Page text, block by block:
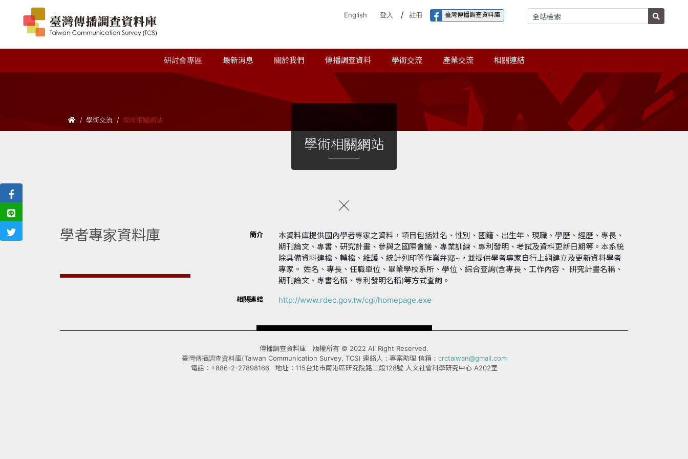
English 登入 / 註冊 臺灣傳播調查資料庫
研討會專區 最新消息 關於我們 傳播調查資料 學術交流 產業交流 相關連結
學術交流 學術相關網站
學術相關網站
學者專家資料庫 簡介
本資料庫提供國內學者專家之資料，項目包括姓名、性別、國籍、出生年、現職、學歷、經歷、專長、
期刊論文、專書、研究計畫、參與之國際會議、專業訓練、專利發明、考試及資料更新日期等。本系統
除具備資料建檔、轉檔、維護、統計列印等作業弁鄍~，並提供學者專家自行上網建立及更新資料學者
專家。 姓名、專長、任職單位、畢業學校系所、學位、綜合查詢(含專長、工作內容、 研究計畫名稱、
期刊論文、專書名稱、專利發明名稱)等方式查詢。
相關連結 http://www.rdec.gov.tw/cgi/homepage.exe
傳播調查資料庫 版權所有 © 2022 All Right Reserved.
臺灣傳播調查資料庫(Taiwan Communication Survey, TCS) 連絡人：專案助理 信箱： crctaiwan@gmail.com
電話：+886-2-27898166 地址：115台北市南港區研究院路二段128號 人文社會科學研究中心 A202室